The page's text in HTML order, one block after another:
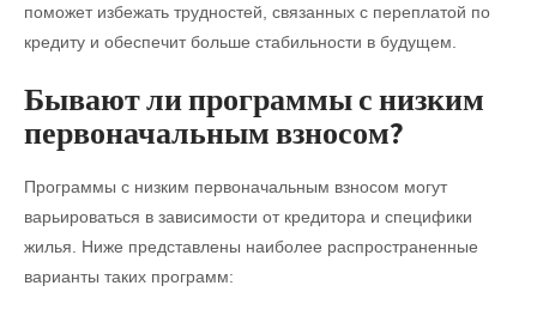
поможет избежать трудностей, связанных с переплатой по
кредиту и обеспечит больше стабильности в будущем.
Бывают ли программы с низким
первоначальным взносом?
Программы с низким первоначальным взносом могут
варьироваться в зависимости от кредитора и специфики
жилья. Ниже представлены наиболее распространенные
варианты таких программ: